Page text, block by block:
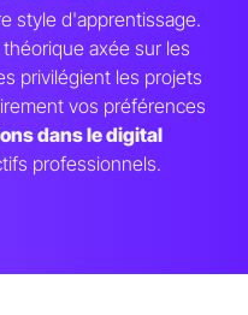
style d'apprentissage.
axée sur les
privilégient les projets
vos préférences
dans le digital
professionnels.